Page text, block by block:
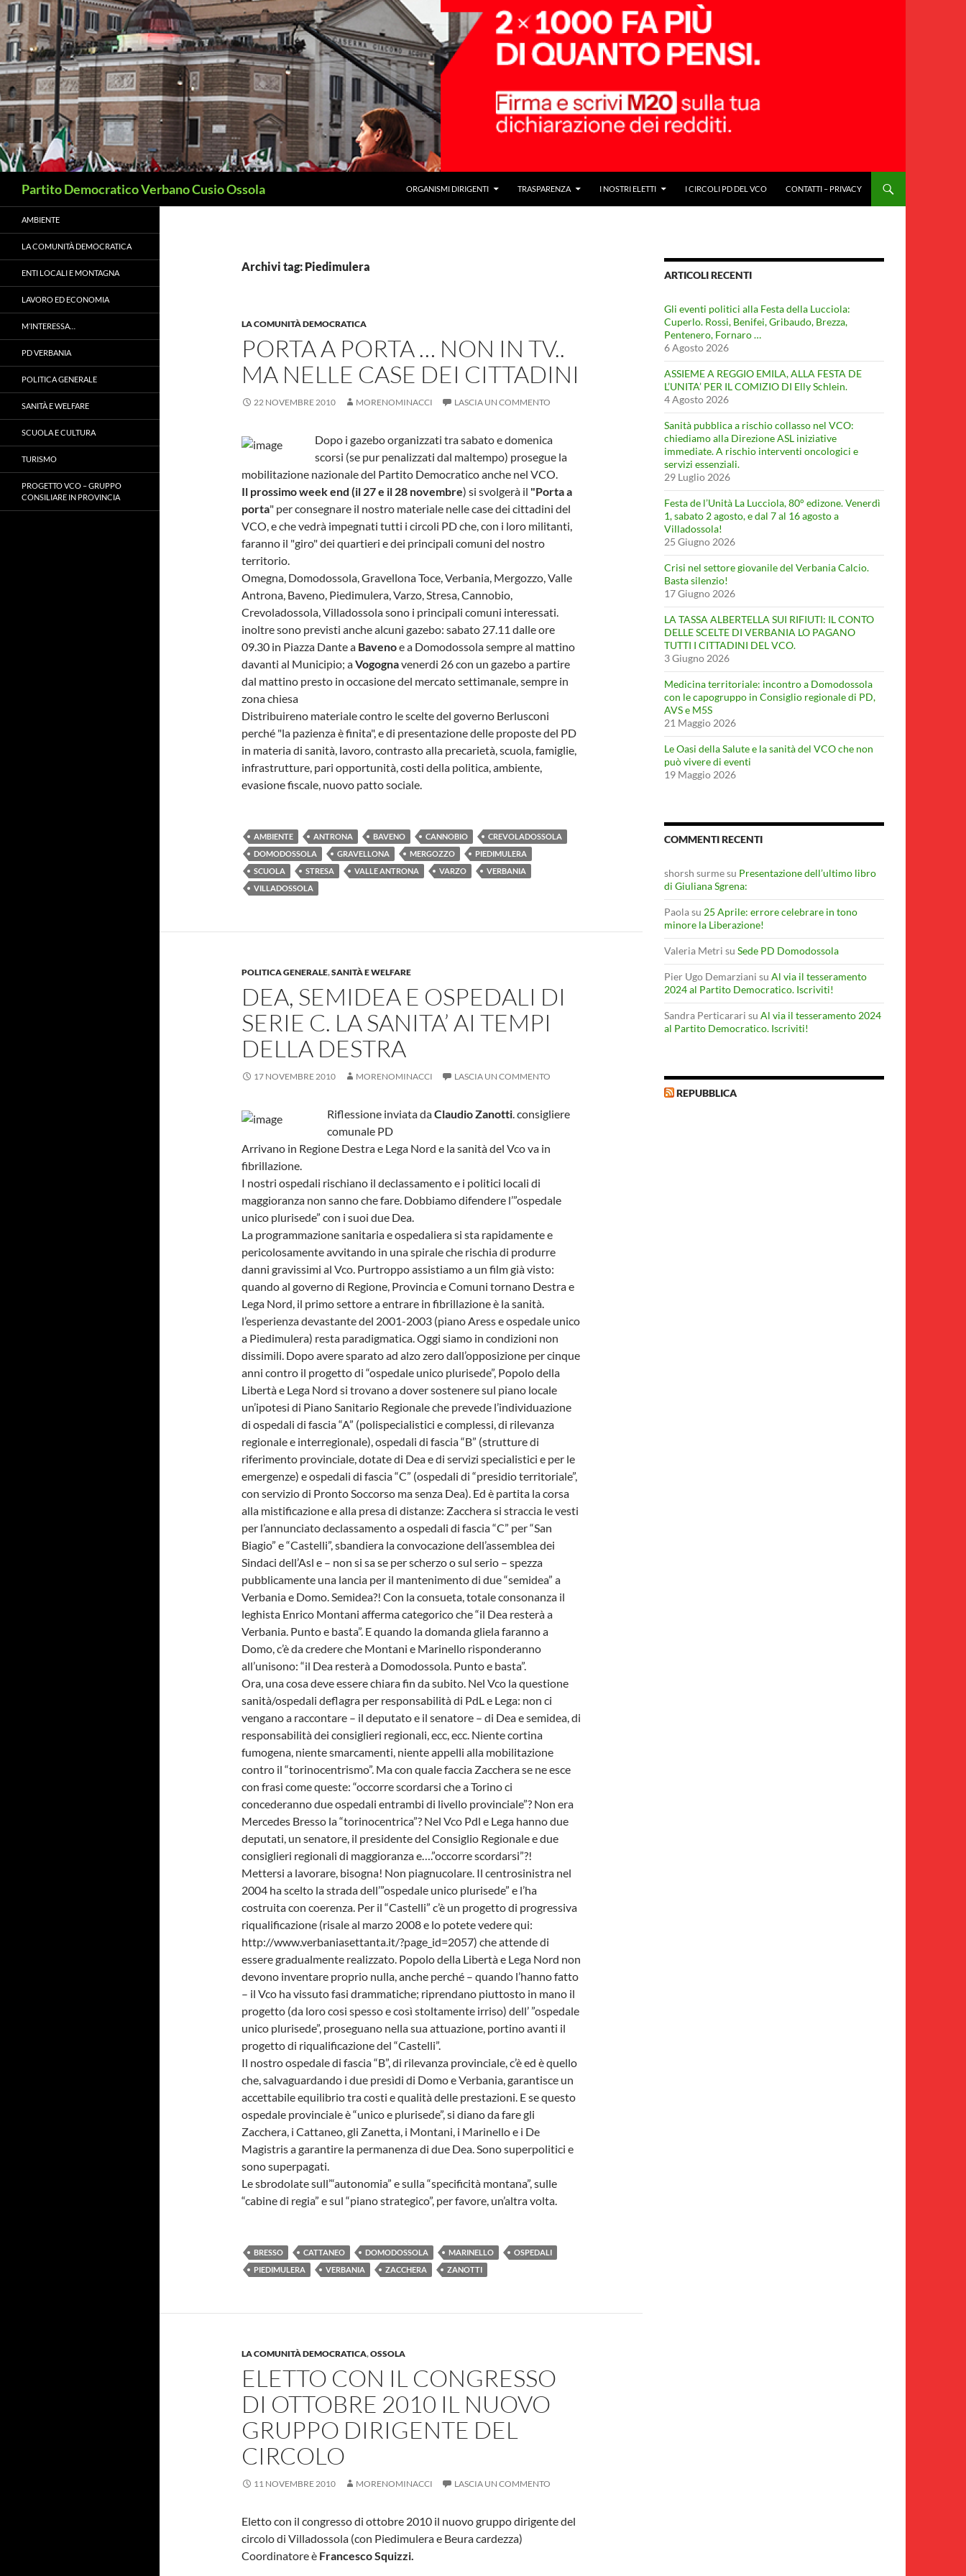
Vai
al
contenuto
Partito Democratico Verbano Cusio Ossola ORGANISMI DIRIGENTI TRASPARENZA I NOSTRI ELETTI I CIRCOLI PD DEL VCO CONTATTI – PRIVACY
Archivi tag: Piedimulera
LA COMUNITÀ DEMOCRATICA
PORTA A PORTA … NON IN TV..
MA NELLE CASE DEI CITTADINI
22 NOVEMBRE 2010 MORENOMINACCI LASCIA UN COMMENTO
Dopo i gazebo organizzati tra sabato e domenica
scorsi (se pur penalizzati dal maltempo) prosegue la
mobilitazione nazionale del Partito Democratico anche nel VCO.
Il prossimo week end (il 27 e il 28 novembre) si svolgerà il "Porta a
porta" per consegnare il nostro materiale nelle case dei cittadini del
VCO, e che vedrà impegnati tutti i circoli PD che, con i loro militanti,
faranno il "giro" dei quartieri e dei principali comuni del nostro
territorio.
Omegna, Domodossola, Gravellona Toce, Verbania, Mergozzo, Valle
Antrona, Baveno, Piedimulera, Varzo, Stresa, Cannobio,
Crevoladossola, Villadossola sono i principali comuni interessati.
inoltre sono previsti anche alcuni gazebo: sabato 27.11 dalle ore
09.30 in Piazza Dante a Bavenoe a Domodossola sempre al mattino
davanti al Municipio; aVogognavenerdi 26 con un gazebo a partire
dal mattino presto in occasione del mercato settimanale, sempre in
zona chiesa
Distribuireno materiale contro le scelte del governo Berlusconi
perché "la pazienza è finita", e di presentazione delle proposte del PD
in materia di sanità, lavoro, contrasto alla precarietà, scuola, famiglie,
infrastrutture, pari opportunità, costi della politica, ambiente,
evasione fiscale, nuovo patto sociale.
AMBIENTE ANTRONA BAVENO CANNOBIO
CREVOLADOSSOLA
DOMODOSSOLA
GRAVELLONA MERGOZZO
PIEDIMULERA
SCUOLA
STRESA VALLE ANTRONA VARZO
VERBANIA
VILLADOSSOLA
POLITICA GENERALE,SANITÀ E WELFARE
DEA, SEMIDEA E OSPEDALI DI
SERIE C. LA SANITA’ AI TEMPI
DELLA DESTRA
17 NOVEMBRE 2010 MORENOMINACCI LASCIA UN COMMENTO
Riflessione inviata daClaudio Zanotti. consigliere
comunale PD
Arrivano in Regione Destra e Lega Nord e la sanità del Vco va in
fibrillazione.
I nostri ospedali rischiano il declassamento e i politici locali di
maggioranza non sanno che fare. Dobbiamo difendere l’”ospedale
unico plurisede” con i suoi due Dea.
La programmazione sanitaria e ospedaliera si sta rapidamente e
pericolosamente avvitando in una spirale che rischia di produrre
danni gravissimi al Vco. Purtroppo assistiamo a un film già visto:
quando al governo di Regione, Provincia e Comuni tornano Destra e
Lega Nord, il primo settore a entrare in fibrillazione è la sanità.
l’esperienza devastante del 2001-2003 (piano Aress e ospedale unico
a Piedimulera) resta paradigmatica.Oggi siamo in condizioni non
dissimili. Dopo avere sparato ad alzo zero dall’opposizione per cinque
anni contro il progetto di “ospedale unico plurisede”, Popolo della
Libertà e Lega Nord si trovano a dover sostenere sul piano locale
un’ipotesi di Piano Sanitario Regionale che prevede l’individuazione
di ospedali di fascia “A” (polispecialistici e complessi, di rilevanza
regionale e interregionale), ospedali di fascia “B” (strutture di
riferimento provinciale, dotate di Dea e di servizi specialistici e per le
emergenze) e ospedali di fascia “C” (ospedali di “presidio territoriale”,
con servizio di Pronto Soccorso ma senza Dea). Ed è partita la corsa
alla mistificazione e alla presa di distanze: Zacchera si straccia le vesti
per l’annunciato declassamento a ospedali di fascia “C” per “San
Biagio” e “Castelli”, sbandiera la convocazione dell’assemblea dei
Sindaci dell’Asl e – non si sa se per scherzo o sul serio – spezza
pubblicamente una lancia per il mantenimento di due “semidea” a
Verbania e Domo. Semidea?! Con la consueta, totale consonanza il
leghista Enrico Montani afferma categorico che “il Dea resterà a
Verbania. Punto e basta”. E quando la domanda gliela faranno a
Domo, c’è da credere che Montani e Marinello risponderanno
all’unisono: “il Dea resterà a Domodossola. Punto e basta”.
Ora, una cosa deve essere chiara fin da subito. Nel Vco la questione
sanità/ospedali deflagra per responsabilità di PdL e Lega: non ci
vengano a raccontare – il deputato e il senatore – di Dea e semidea, di
responsabilità dei consiglieri regionali, ecc, ecc. Niente cortina
fumogena, niente smarcamenti, niente appelli alla mobilitazione
contro il “torinocentrismo”. Ma con quale faccia Zacchera se ne esce
con frasi come queste: “occorre scordarsi che a Torino ci
concederanno due ospedali entrambi di livello provinciale”? Non era
Mercedes Bresso la “torinocentrica”? Nel Vco Pdl e Lega hanno due
deputati, un senatore, il presidente del Consiglio Regionale e due
consiglieri regionali di maggioranza e….”occorre scordarsi”?!
Mettersi a lavorare, bisogna! Non piagnucolare. Il centrosinistra nel
2004 ha scelto la strada dell’”ospedale unico plurisede” e l’ha
costruita con coerenza. Per il “Castelli” c’è un progetto di progressiva
riqualificazione (risale al marzo 2008 e lo potete vedere qui:
http://www.verbaniasettanta.it/?page_id=2057) che attende di
essere gradualmente realizzato. Popolo della Libertà e Lega Nord non
devono inventare proprio nulla, anche perché – quando l’hanno fatto
– il Vco ha vissuto fasi drammatiche; riprendano piuttosto in mano il
progetto (da loro cosi spesso e così stoltamente irriso) dell’ ”ospedale
unico plurisede”, proseguano nella sua attuazione, portino avanti il
progetto di riqualificazione del “Castelli”.
Il nostro ospedale di fascia “B”, di rilevanza provinciale, c’è ed è quello
che, salvaguardando i due presìdi di Domo e Verbania, garantisce un
accettabile equilibrio tra costi e qualità delle prestazioni. E se questo
ospedale provinciale è “unico e plurisede”, si diano da fare gli
Zacchera, i Cattaneo, gli Zanetta, i Montani, i Marinello e i De
Magistris a garantire la permanenza di due Dea. Sono superpolitici e
sono superpagati.
Le sbrodolate sull’“autonomia” e sulla “specificità montana”, sulle
“cabine di regia” e sul “piano strategico”, per favore, un’altra volta.
BRESSO CATTANEO DOMODOSSOLA MARINELLO
OSPEDALI
PIEDIMULERA
VERBANIA ZACCHERA ZANOTTI
LA COMUNITÀ DEMOCRATICA,OSSOLA
ELETTO CON IL CONGRESSO
DI OTTOBRE 2010 IL NUOVO
GRUPPO DIRIGENTE DEL
CIRCOLO
11 NOVEMBRE 2010 MORENOMINACCI LASCIA UN COMMENTO
Eletto con il congresso di ottobre 2010 il nuovo gruppo dirigente del
circolo di Villadossola (con Piedimulera e Beura cardezza)
Coordinatore è Francesco Squizzi.
ARTICOLI RECENTI
Gli eventi politici alla Festa della Lucciola:
Cuperlo. Rossi, Benifei, Gribaudo, Brezza,
Pentenero, Fornaro …
6 Agosto 2026
ASSIEME A REGGIO EMILA, ALLA FESTA DE
L’UNITA’ PER IL COMIZIO DI Elly Schlein.
4 Agosto 2026
Sanità pubblica a rischio collasso nel VCO:
chiediamo alla Direzione ASL iniziative
immediate. A rischio interventi oncologici e
servizi essenziali.
29 Luglio 2026
Festa de l’Unità La Lucciola, 80° edizone. Venerdì
1, sabato 2 agosto, e dal 7 al 16 agosto a
Villadossola!
25 Giugno 2026
Crisi nel settore giovanile del Verbania Calcio.
Basta silenzio!
17 Giugno 2026
LA TASSA ALBERTELLA SUI RIFIUTI: IL CONTO
DELLE SCELTE DI VERBANIA LO PAGANO
TUTTI I CITTADINI DEL VCO.
3 Giugno 2026
Medicina territoriale: incontro a Domodossola
con le capogruppo in Consiglio regionale di PD,
AVS e M5S
21 Maggio 2026
Le Oasi della Salute e la sanità del VCO che non
può vivere di eventi
19 Maggio 2026
COMMENTI RECENTI
shorsh surmesu Presentazione dell’ultimo libro
di Giuliana Sgrena:
Paolasu 25 Aprile: errore celebrare in tono
minore la Liberazione!
Valeria Metri su Sede PD Domodossola
Pier Ugo Demarziani su Al via il tesseramento
2024 al Partito Democratico. Iscriviti!
Sandra Perticarari su Al via il tesseramento 2024
al Partito Democratico. Iscriviti!
REPUBBLICA
AMBIENTE
LA COMUNITÀ DEMOCRATICA
ENTI LOCALI E MONTAGNA
LAVORO ED ECONOMIA
M’INTERESSA…
PD VERBANIA
POLITICA GENERALE
SANITÀ E WELFARE
SCUOLA E CULTURA
TURISMO
PROGETTO VCO – GRUPPO
CONSILIARE IN PROVINCIA